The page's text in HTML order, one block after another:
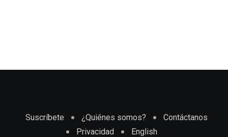
Suscríbete ¿Quiénes somos?
Contáctanos
Privacidad
English